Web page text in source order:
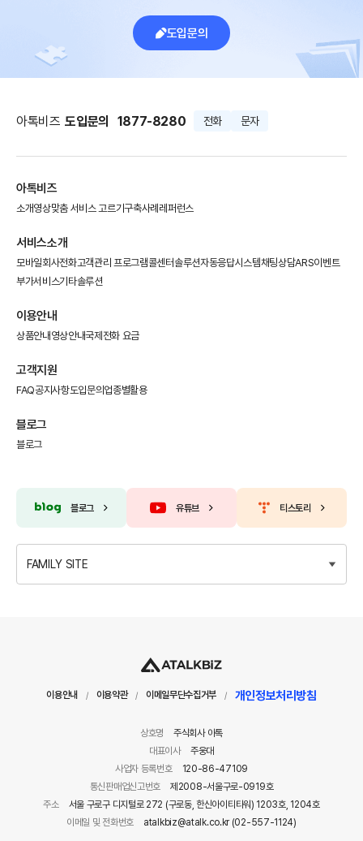
도입문의
아톡비즈 도입문의 1877-8280 전화 문자
아톡비즈
소개영상맞춤 서비스 고르기구축사례 레퍼런스
서비스소개
모바일회사전화고객관리 프로그램콜센터솔루션자동응답시스템채팅상담ARS이벤트
부가서비스기타솔루션
이용안내
상품안내 영상안내국제전화 요금
고객지원
FAQ공지사항도입문의 업종별활용
블로그
블로그
블로그 유튜브 티스토리
FAMILY SITE
이용안내 / 이용약관 / 이메일무단수집거부 / 개인정보처리방침
상호명
주식회사 아톡
대표이사
주웅대
사업자 등록번호
120-86-47109
통신판매업신고번호
제2008-서울구로-0919호
주소
서울 구로구 디지털로 272 (구로동, 한신아이티타워) 1203호, 1204호
이메일 및 전화번호
atalkbiz@atalk.co.kr (02-557-1124)